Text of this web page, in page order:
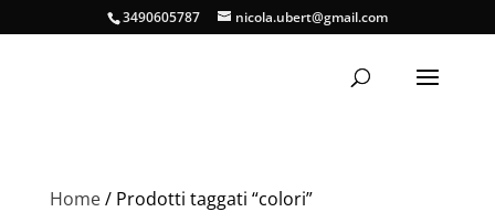
3490605787 nicola.ubert@gmail.com
Home/ Prodotti taggati “colori”